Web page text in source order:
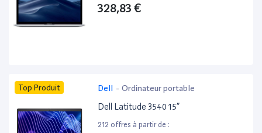
328,83 €
Top Produit Dell - Ordinateur portable
Dell Latitude 3540 15”
212 offres à partir de :